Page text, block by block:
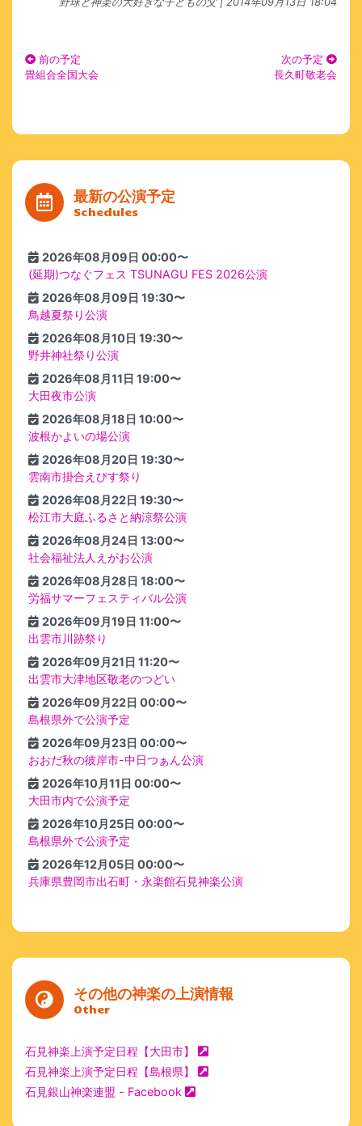
前の予定
畳組合全国大会
次の予定
長久町敬老会
最新の公演予定
Schedules
2026年08月09日 00:00〜
(延期)つなぐフェス TSUNAGU FES 2026公演
2026年08月09日 19:30〜
鳥越夏祭り公演
2026年08月10日 19:30〜
野井神社祭り公演
2026年08月11日 19:00〜
大田夜市公演
2026年08月18日 10:00〜
波根かよいの場公演
2026年08月20日 19:30〜
雲南市掛合えびす祭り
2026年08月22日 19:30〜
松江市大庭ふるさと納涼祭公演
2026年08月24日 13:00〜
社会福祉法人えがお公演
2026年08月28日 18:00〜
労福サマーフェスティバル公演
2026年09月19日 11:00〜
出雲市川跡祭り
2026年09月21日 11:20〜
出雲市大津地区敬老のつどい
2026年09月22日 00:00〜
島根県外で公演予定
2026年09月23日 00:00〜
おおだ秋の彼岸市-中日つぁん公演
2026年10月11日 00:00〜
大田市内で公演予定
2026年10月25日 00:00〜
島根県外で公演予定
2026年12月05日 00:00〜
兵庫県豊岡市出石町・永楽館石見神楽公演
その他の神楽の上演情報
Other
石見神楽上演予定日程【大田市】
石見神楽上演予定日程【島根県】
石見銀山神楽連盟 - Facebook